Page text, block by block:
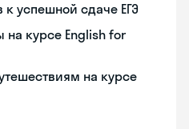
к успешной сдаче ЕГЭ
курсе English for
на курсе